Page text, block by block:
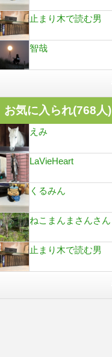
止まり木で読む男
智哉
お気に入られ(768人)
えみ
LaVieHeart
くるみん
ねこまんまさんさん
止まり木で読む男